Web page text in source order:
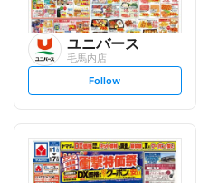
ユニバース
毛馬内店
s
l
o
w
Follow